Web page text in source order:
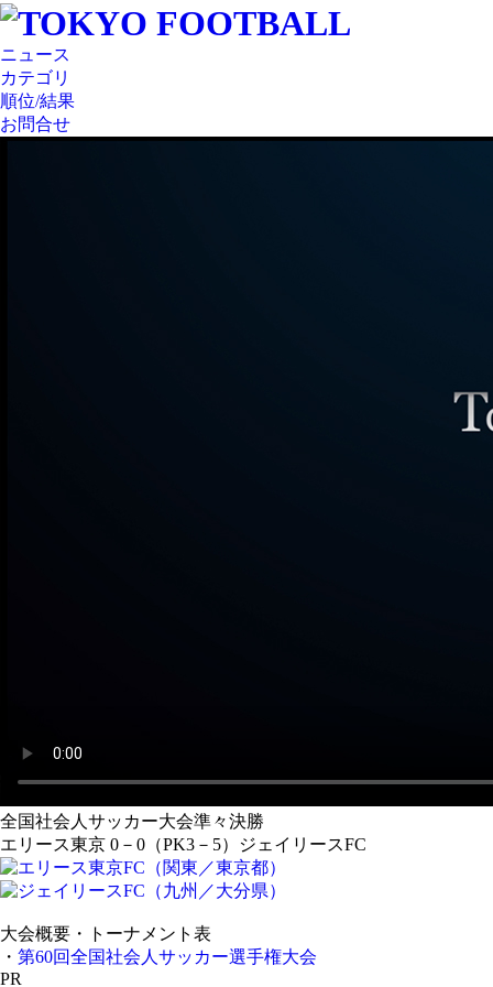
ニュース
カテゴリ
順位/結果
お問合せ
全国社会人サッカー大会準々決勝
エリース東京 0－0（PK3－5）ジェイリースFC
大会概要・トーナメント表
・ 第60回全国社会人サッカー選手権大会
PR